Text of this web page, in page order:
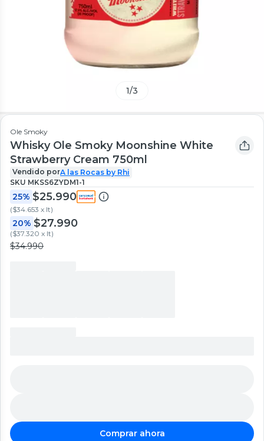
1/3
Ole Smoky
Whisky Ole Smoky Moonshine White
Strawberry Cream 750ml
Vendido porA las Rocas by Rhi
SKU MKSS6ZYDM1-1
25% $25.990
($34.653 x lt)
20% $27.990
($37.320 x lt)
$34.990
Comprar ahora